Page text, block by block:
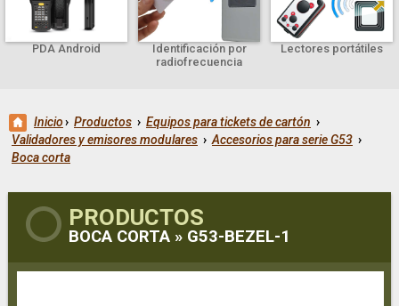
PDA Android
Identificación por
radiofrecuencia
Lectores portátiles
Inicio› Productos › Equipos para tickets de cartón ›
Validadores y emisores modulares › Accesorios para serie G53 ›
Boca corta
PRODUCTOS
BOCA CORTA » G53-BEZEL-1